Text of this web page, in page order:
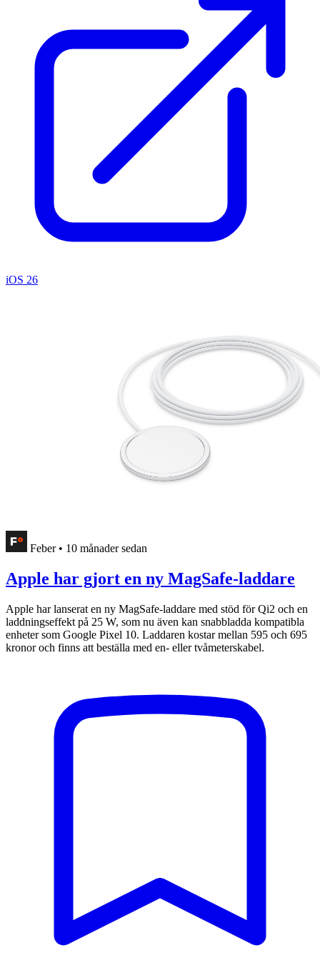
iOS 26
Feber • 10 månader sedan
Apple har gjort en ny MagSafe-laddare
Apple har lanserat en ny MagSafe-laddare med stöd för Qi2 och en
laddningseffekt på 25 W, som nu även kan snabbladda kompatibla
enheter som Google Pixel 10. Laddaren kostar mellan 595 och 695
kronor och finns att beställa med en- eller tvåmeterskabel.